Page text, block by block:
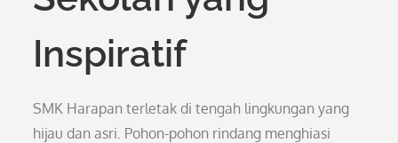
Inspiratif
SMK Harapan terletak di tengah lingkungan yang
hijau dan asri. Pohon-pohon rindang menghiasi